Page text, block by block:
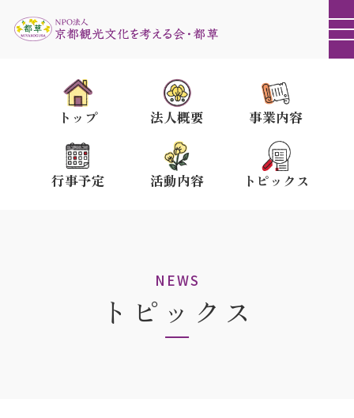
トップ 法人概要 事業内容
行事予定 活動内容 トピックス
NEWS
トピックス